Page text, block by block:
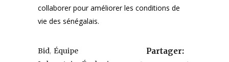
collaborer pour améliorer les conditions de
vie des sénégalais.
Bid, Équipe
Partager: